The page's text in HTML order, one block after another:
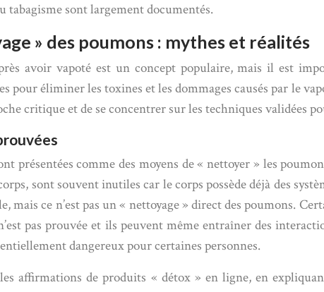
tabagisme sont largement documentés.
» des poumons : mythes et réalités
avoir vapoté est un concept populaire, mais il est
pour éliminer les toxines et les dommages causés par le
critique et de se concentrer sur les techniques
présentées comme des moyens de « nettoyer » les
sont souvent inutiles car le corps possède déjà des
mais ce n’est pas un « nettoyage » direct des poumons.
pas prouvée et ils peuvent même entraîner des
dangereux pour certaines personnes.
affirmations de produits « détox » en ligne, en